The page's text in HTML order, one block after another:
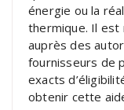
énergie ou la
thermique. Il est
auprès des
fournisseurs de
exacts
obtenir cette